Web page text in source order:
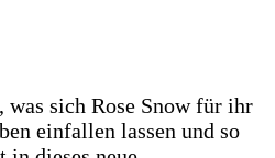
was sich Rose Snow für ihr
einfallen lassen und so